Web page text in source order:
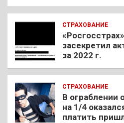
СТРАХОВАНИЕ
засекретил
за 2022 г.
СТРАХОВАНИЕ
В ограблении
на 1/4
платить